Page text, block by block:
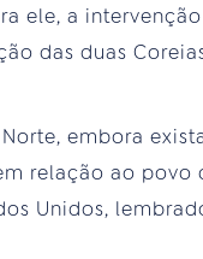
ele, a
das duas
embora
relação ao povo
Unidos,